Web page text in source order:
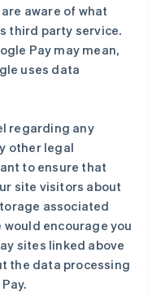
aware of what
third party service.
Pay may mean,
uses data
regarding any
other legal
to ensure that
site visitors about
associated
encourage you
sites linked above
the data processing